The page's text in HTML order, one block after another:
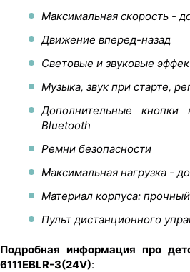
Максимальная скорость -
Движение вперед-назад
Световые и звуковые
Музыка, звук при старте,
Дополнительные
Bluetooth
Ремни безопасности
Максимальная нагрузка -
Материал корпуса:
Пульт дистанционного
Подробная информация про
6111EBLR-3(24V):